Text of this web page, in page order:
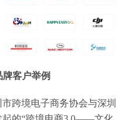
客户举例
跨境电子商务协会与深圳